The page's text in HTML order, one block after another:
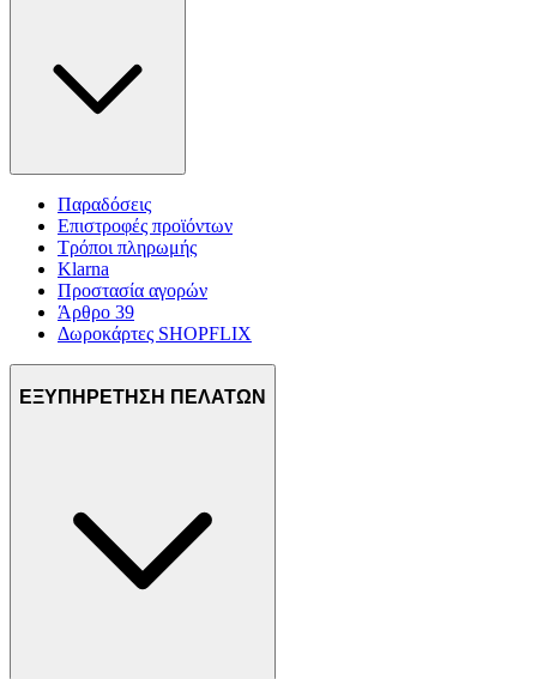
Παραδόσεις
Επιστροφές προϊόντων
Τρόποι πληρωμής
Klarna
Προστασία αγορών
Άρθρο 39
Δωροκάρτες SHOPFLIX
ΕΞΥΠΗΡΕΤΗΣΗ ΠΕΛΑΤΩΝ